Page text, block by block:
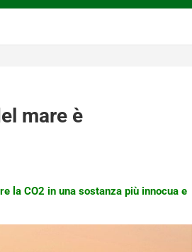
mare è
la CO2 in una sostanza più innocua e